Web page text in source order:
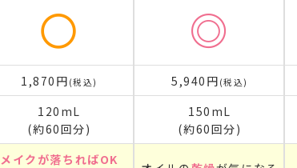
〇 ◎
1,870円 (税込) 5,940円 (税込)
120mL
(約60回分)
150mL
(約60回分)
メイクが落ちればOK